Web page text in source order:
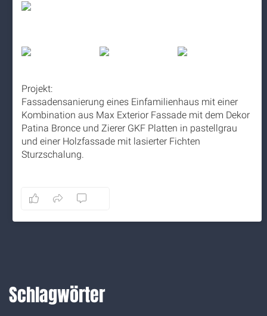
Projekt:
Fassadensanierung eines Einfamilienhaus mit einer
Kombination aus Max Exterior Fassade mit dem Dekor
Patina Bronce und Zierer GKF Platten in pastellgrau
und einer Holzfassade mit lasierter Fichten
Sturzschalung.
Schlagwörter